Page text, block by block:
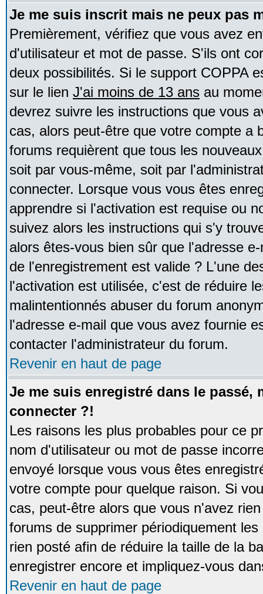
Je me suis inscrit mais ne peux pas
Premièrement, vérifiez que vous avez
d'utilisateur et mot de passe. S'ils ont
deux possibilités. Si le support COPPA
sur le lien J'ai moins de 13 ans au
devrez suivre les instructions que vous
cas, alors peut-être que votre compte a
forums requièrent que tous les
soit par vous-même, soit par
connecter. Lorsque vous vous êtes
apprendre si l'activation est requise ou
suivez alors les instructions qui s'y
alors êtes-vous bien sûr que l'adresse
de l'enregistrement est valide ? L'une
l'activation est utilisée, c'est de réduire
malintentionnés abuser du forum
l'adresse e-mail que vous avez fournie
contacter l'administrateur du forum.
Revenir en haut de page
Je me suis enregistré dans le passé,
connecter ?!
Les raisons les plus probables pour ce
nom d'utilisateur ou mot de passe
envoyé lorsque vous vous êtes
votre compte pour quelque raison. Si
cas, peut-être alors que vous n'avez
forums de supprimer périodiquement
rien posté afin de réduire la taille de la
enregistrer encore et impliquez-vous
Revenir en haut de page